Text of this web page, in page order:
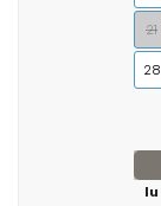
21
28
lu